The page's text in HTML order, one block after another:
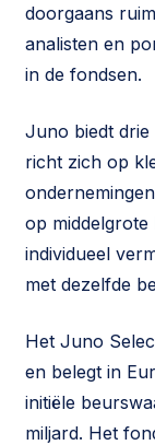
doorgaans
analisten en
in de fondsen.
Juno biedt
richt zich op
op middelgrote
individueel
met dezelfde
Het Juno
en belegt in
initiële
miljard. Het